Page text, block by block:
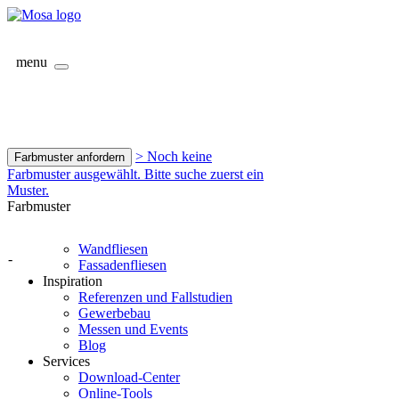
menu
Farbmuster anfordern
> Noch keine
Farbmuster ausgewählt. Bitte suche zuerst ein
Muster.
Farbmuster
-
Wandfliesen
Fassadenfliesen
Inspiration
Referenzen und Fallstudien
Gewerbebau
Messen und Events
Blog
Services
Download-Center
Online-Tools